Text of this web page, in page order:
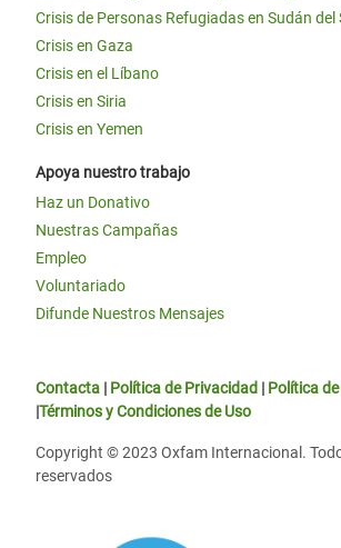
Crisis de Personas Refugiadas en Sudán del
Crisis en Gaza
Crisis en el Líbano
Crisis en Siria
Crisis en Yemen
Apoya nuestro trabajo
Haz un Donativo
Nuestras Campañas
Empleo
Voluntariado
Difunde Nuestros Mensajes
Contacta | Política de Privacidad | Política
|Términos y Condiciones de Uso
Copyright © 2023 Oxfam Internacional.
reservados